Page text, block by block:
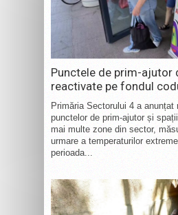
Punctele de prim-ajutor
reactivate pe fondul
Primăria Sectorului 4 a anunțat
punctelor de prim-ajutor și
mai multe zone din sector,
urmare a temperaturilor
perioada...